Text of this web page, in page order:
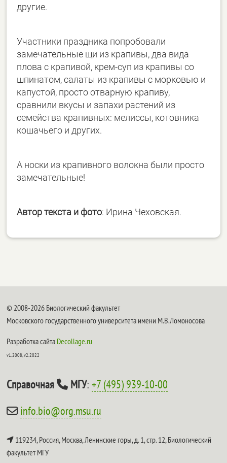
другие.
Участники праздника попробовали
замечательные щи из крапивы, два вида
плова с крапивой, крем-суп из крапивы со
шпинатом, салаты из крапивы с морковью и
капустой, просто отварную крапиву,
сравнили вкусы и запахи растений из
семейства крапивных: мелиссы, котовника
кошачьего и других.
А носки из крапивного волокна были просто
замечательные!
Автор текста и фото: Ирина Чеховская.
© 2008-2026 Биологический факультет
Московского государственного университета имени М.В.Ломоносова
Разработка сайта Decollage.ru
v1.2008, v2.2022
Справочная МГУ:+7 (495) 939-10-00
info.bio@org.msu.ru
119234, Россия, Москва, Ленинские горы, д. 1, стр. 12,Биологический
факультет МГУ